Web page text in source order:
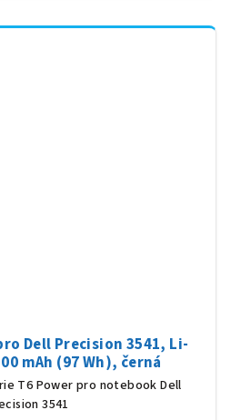
Dell Precision 3541, Li-
mAh (97 Wh), černá
T6 Power pro notebook Dell
3541